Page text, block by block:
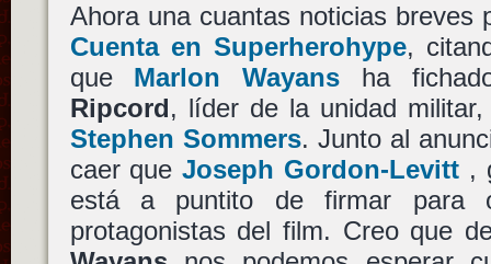
Ahora una cuantas noticias breves
Cuenta en Superherohype,
que Marlon Wayans ha
Ripcord, líder de la unidad
Stephen Sommers. Junto al
caer queJoseph Gordon-Levitt ,
está a puntito de firmar para
protagonistas del film. Creo que